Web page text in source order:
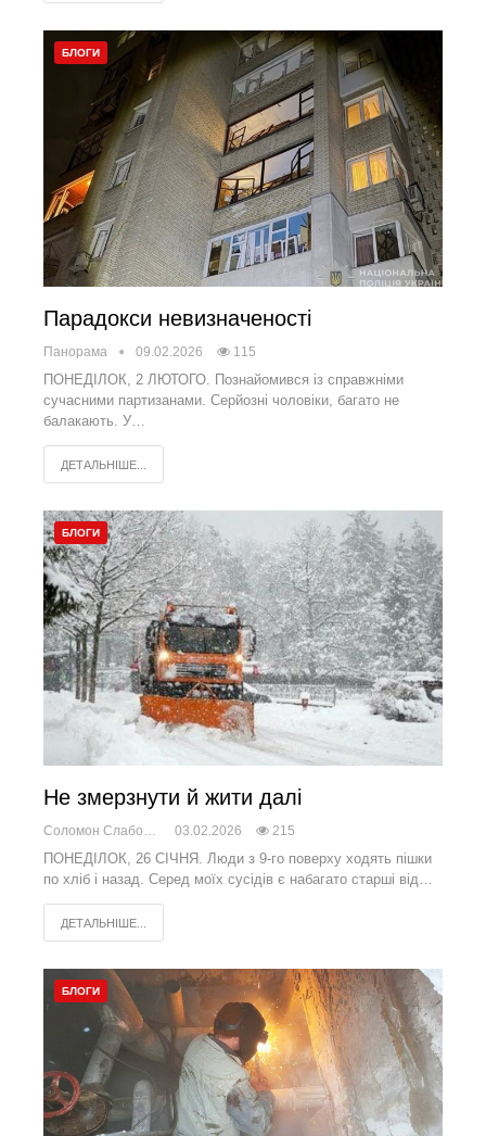
БЛОГИ
Парадокси невизначеності
Панорама 09.02.2026 115
ПОНЕДІЛОК, 2 ЛЮТОГО. Познайомився із справжніми
сучасними партизанами. Серйозні чоловіки, багато не
балакають. У…
ДЕТАЛЬНІШЕ...
БЛОГИ
Не змерзнути й жити далі
Соломон Слабоженський 03.02.2026 215
ПОНЕДІЛОК, 26 СІЧНЯ. Люди з 9-го поверху ходять пішки
по хліб і назад. Серед моїх сусідів є набагато старші від…
ДЕТАЛЬНІШЕ...
БЛОГИ